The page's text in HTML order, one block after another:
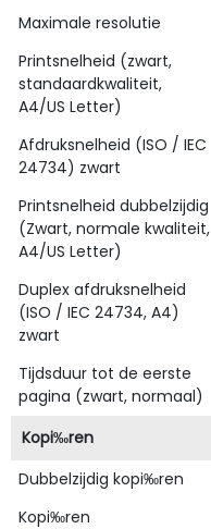
Maximale resolutie
Printsnelheid (zwart,
standaardkwaliteit,
A4/US Letter)
Afdruksnelheid (ISO / IEC
24734) zwart
Printsnelheid dubbelzijdig
(Zwart, normale kwaliteit,
A4/US Letter)
Duplex afdruksnelheid
(ISO / IEC 24734, A4)
zwart
Tijdsduur tot de eerste
pagina (zwart, normaal)
Kopi‰ren
Dubbelzijdig kopi‰ren
Kopi‰ren